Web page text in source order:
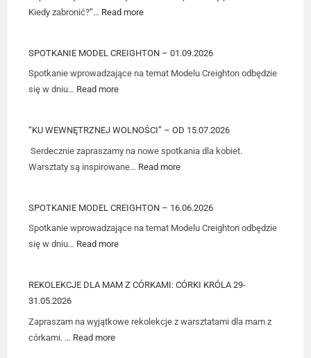
Kiedy zabronić?”… Read more
SPOTKANIE MODEL CREIGHTON – 01.09.2026
Spotkanie wprowadzające na temat Modelu Creighton odbędzie
się w dniu… Read more
“KU WEWNĘTRZNEJ WOLNOŚCI” – OD 15.07.2026
Serdecznie zapraszamy na nowe spotkania dla kobiet.
Warsztaty są inspirowane… Read more
SPOTKANIE MODEL CREIGHTON – 16.06.2026
Spotkanie wprowadzające na temat Modelu Creighton odbędzie
się w dniu… Read more
REKOLEKCJE DLA MAM Z CÓRKAMI: CÓRKI KRÓLA 29-
31.05.2026
Zapraszam na wyjątkowe rekolekcje z warsztatami dla mam z
córkami. … Read more